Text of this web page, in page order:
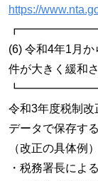
https://
(6) 令和4年1月
件が大きく緩和
令和3年度税制
データで保存す
（改正の具体例）
・税務署長によ